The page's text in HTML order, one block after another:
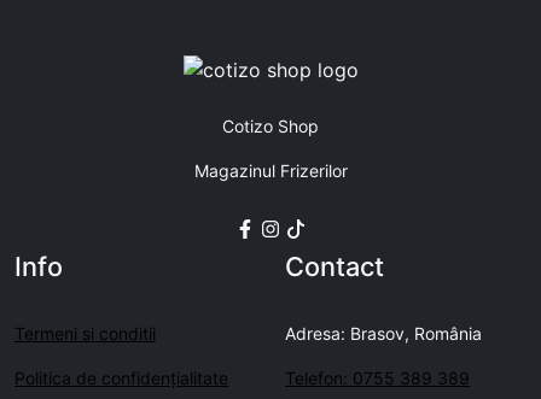
Cotizo Shop
Magazinul Frizerilor
Info
Termeni si conditii
Politica de confidenţialitate
Contact
Adresa: Brasov, România
Telefon: 0755 389 389